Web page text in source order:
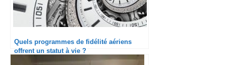
Quels programmes de fidélité aériens
offrent un statut à vie ?